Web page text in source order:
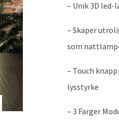
– Unik 3D
– Skaper
som
– Touch
lysstyrke
– 3 Farger